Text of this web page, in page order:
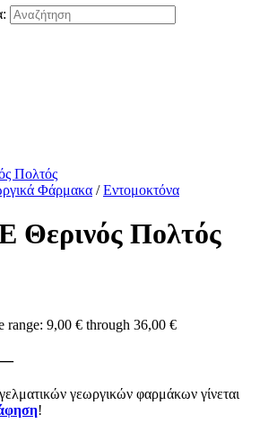
Φάρμακα / Εντομοκτόνα
Θερινός Πολτός
range: 9,00 € through 36,00 €
γεωργικών φαρμάκων γίνεται
!